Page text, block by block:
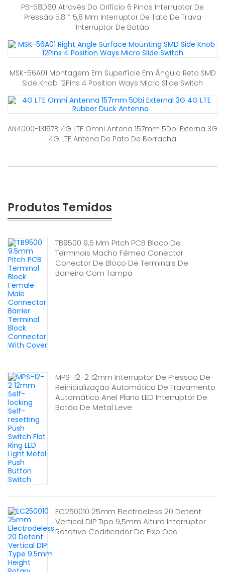
PB-58D60 Através Do Orifício 6 Pinos Interruptor De
Pressão 5,8 * 5,8 Mm Interruptor De Tato De Trava
Interruptor De Botão
MSK-56A01 Montagem Em Superfície Em Ângulo Reto SMD
Side Knob 12Pins 4 Position Ways Micro Slide Switch
AN4000-13157B 4G LTE Omni Antena 157mm 5Dbi Externa 3G
4G LTE Antena De Pato De Borracha
Produtos Temidos
TB9500 9,5 Mm Pitch PCB Bloco De
Terminais Macho Fêmea Conector
Conector De Bloco De Terminais De
Barreira Com Tampa
MPS-12-2 12mm Interruptor De Pressão De
Reinicialização Automática De Travamento
Automático Anel Plano LED Interruptor De
Botão De Metal Leve
EC250010 25mm Electroeless 20 Detent
Vertical DIP Tipo 9,5mm Altura Interruptor
Rotativo Codificador De Eixo Oco